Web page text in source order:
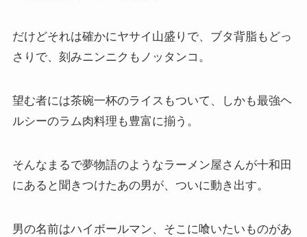
だけどそれは確かにヤサイ山盛りで、ブタ背脂もどっ
さりで、刻みニンニクもノッタンコ。
望む者には茶碗一杯のライスもついて、しかも最強ヘ
ルシーのラム肉料理も豊富に揃う。
そんなまるで夢物語のようなラーメン屋さんが十和田
にあると聞きつけたあの男が、ついに動き出す。
男の名前はハイボールマン、そこに喰いたいものがあ